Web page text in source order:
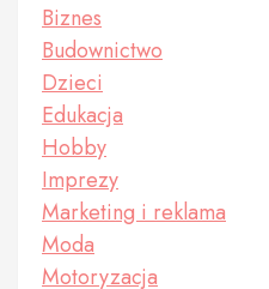
Biznes
Budownictwo
Dzieci
Edukacja
Hobby
Imprezy
Marketing i reklama
Moda
Motoryzacja